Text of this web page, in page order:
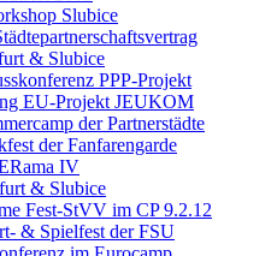
Slubice
& Slubice
PPP-Projekt
EU-Projekt JEUKOM
der Partnerstädte
der Fanfarengarde
IV
& Slubice
Fest-StVV im CP 9.2.12
& Spielfest der FSU